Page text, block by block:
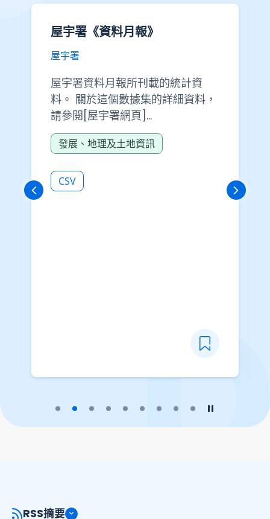
屋宇署《資料月報》
屋宇署
屋宇署資料月報所刊載的統計資
料。 關於這個數據集的詳細資料，
請參閱[屋宇署網頁]
(https://www.bd.gov.hk/tc/wh
ats-new/monthly-
月報(PDF版本)。
發展、地理及土地資訊
CSV
RSS摘要